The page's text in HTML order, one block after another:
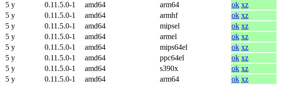
5 y
0.11.5.0-1 amd64 arm64 ok xz
5 y
0.11.5.0-1 amd64 armhf ok xz
5 y
0.11.5.0-1 amd64 mipsel ok xz
5 y
0.11.5.0-1 amd64 armel ok xz
5 y
0.11.5.0-1 amd64 mips64el ok xz
5 y
0.11.5.0-1 amd64 ppc64el ok xz
5 y
0.11.5.0-1 amd64 s390x ok xz
5 y
0.11.5.0-1 amd64 arm64 ok xz